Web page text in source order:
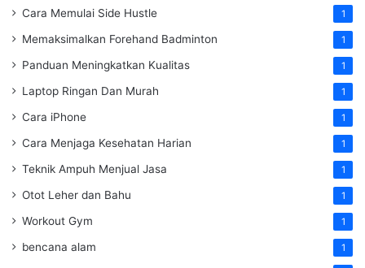
Cara Memulai Side Hustle 1
Memaksimalkan Forehand Badminton 1
Panduan Meningkatkan Kualitas 1
Laptop Ringan Dan Murah 1
Cara iPhone 1
Cara Menjaga Kesehatan Harian 1
Teknik Ampuh Menjual Jasa 1
Otot Leher dan Bahu 1
Workout Gym 1
bencana alam 1